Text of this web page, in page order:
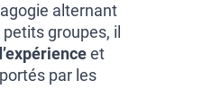
alternant
groupes, il
et
par les